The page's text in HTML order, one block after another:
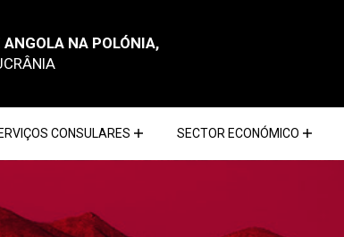
NA POLÓNIA,
CONSULARES SECTOR ECONÓMICO